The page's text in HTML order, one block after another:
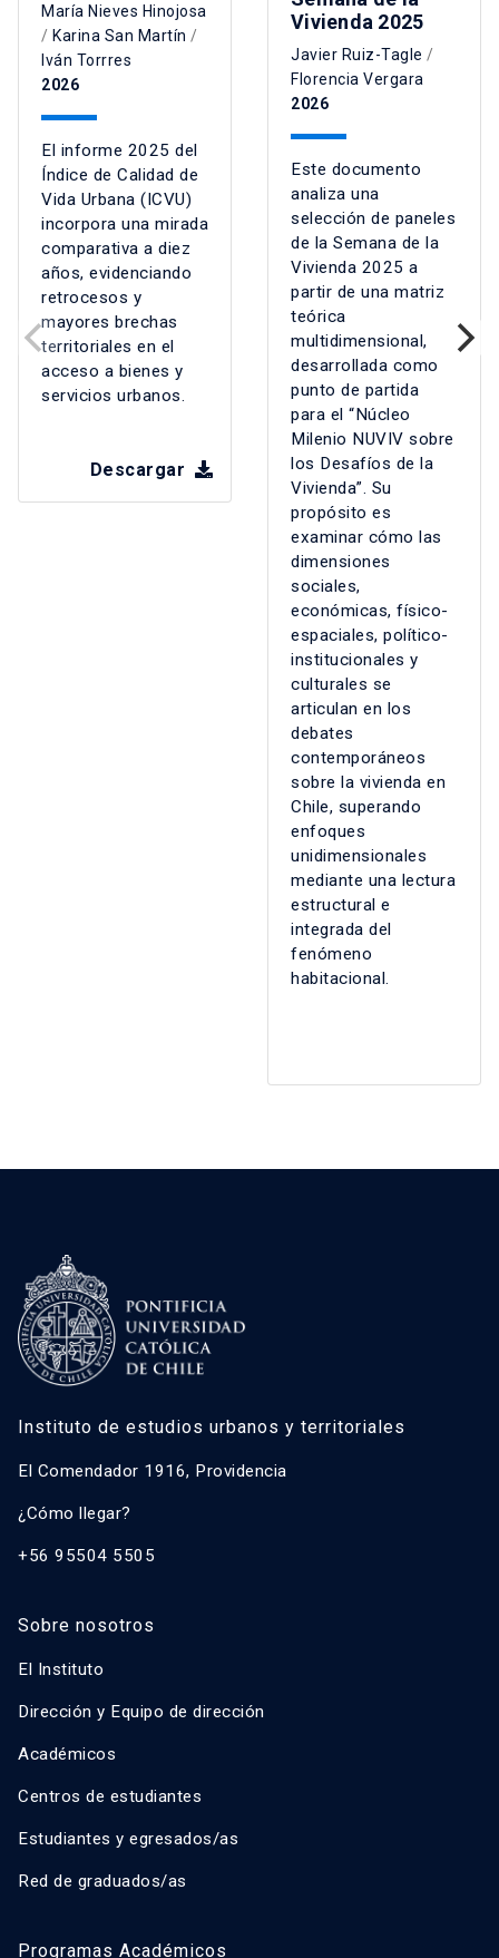
María Nieves Hinojosa
/ Karina San Martín /
Iván Torrres
2026
El informe 2025 del
Índice de Calidad de
Vida Urbana (ICVU)
incorpora una mirada
comparativa a diez
años, evidenciando
retrocesos y
mayores brechas
territoriales en el
acceso a bienes y
servicios urbanos.
Descargar
Vivienda 2025
Javier Ruiz-Tagle /
Florencia Vergara
2026
Este documento
analiza una
selección de paneles
de la Semana de la
Vivienda 2025 a
partir de una matriz
teórica
multidimensional,
desarrollada como
punto de partida
para el “Núcleo
Milenio NUVIV sobre
los Desafíos de la
Vivienda”. Su
propósito es
examinar cómo las
dimensiones
sociales,
económicas, físico-
espaciales, político-
institucionales y
culturales se
articulan en los
debates
contemporáneos
sobre la vivienda en
Chile, superando
enfoques
unidimensionales
mediante una lectura
estructural e
integrada del
fenómeno
habitacional.
Instituto de estudios urbanos y territoriales
El Comendador 1916, Providencia
¿Cómo llegar?
+56 95504 5505
Sobre nosotros
El Instituto
Dirección y Equipo de dirección
Académicos
Centros de estudiantes
Estudiantes y egresados/as
Red de graduados/as
Programas Académicos